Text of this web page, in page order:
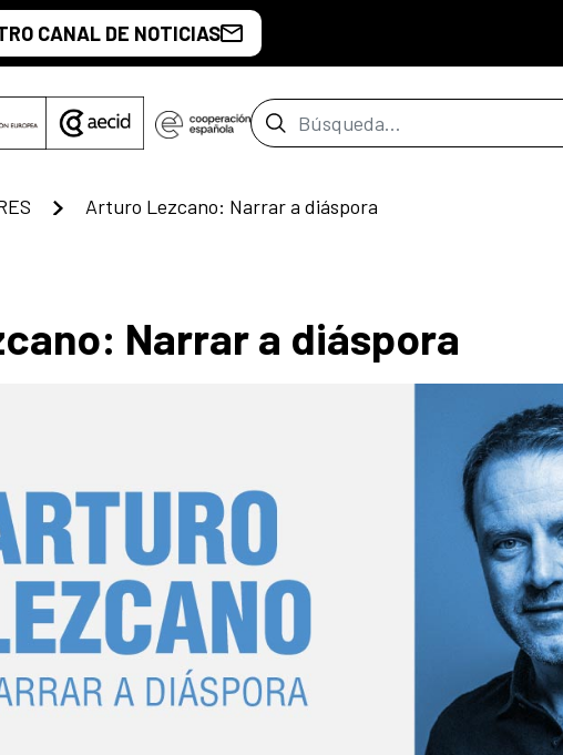
CANAL DE NOTICIAS
Barra de búsqueda
Arturo Lezcano: Narrar a diáspora
Narrar a diáspora